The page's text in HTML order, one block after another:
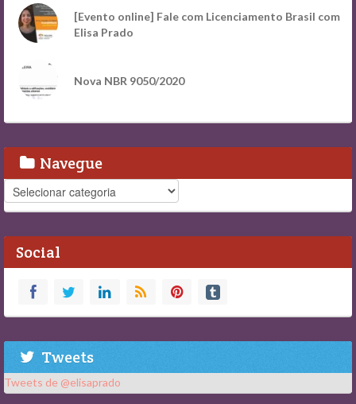
[Evento online] Fale com Licenciamento Brasil com
Elisa Prado
Nova NBR 9050/2020
Navegue
Navegue
Social
Tweets
Tweets de @elisaprado